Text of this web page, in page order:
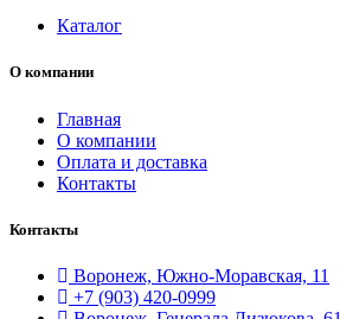
Каталог
О компании
Главная
О компании
Оплата и доставка
Контакты
Контакты
Воронеж, Южно-Моравская, 11
+7 (903) 420-0999